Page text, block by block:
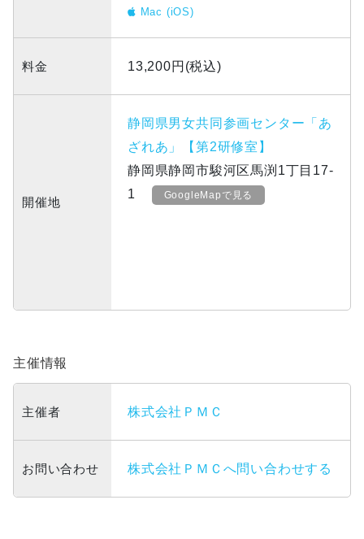
Mac (iOS)
料金 13,200円(税込)
開催地
静岡県男女共同参画センター「あ
ざれあ」【第2研修室】
静岡県静岡市駿河区馬渕1丁目17-
1
GoogleMapで見る
主催情報
主催者 株式会社ＰＭＣ
お問い合わせ 株式会社ＰＭＣへ問い合わせする